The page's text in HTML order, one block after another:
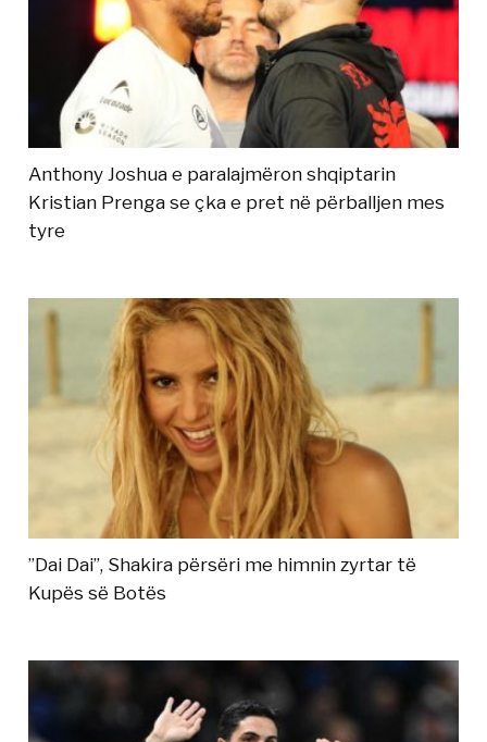
Anthony Joshua e paralajmëron shqiptarin
Kristian Prenga se çka e pret në përballjen mes
tyre
”Dai Dai”, Shakira përsëri me himnin zyrtar të
Kupës së Botës